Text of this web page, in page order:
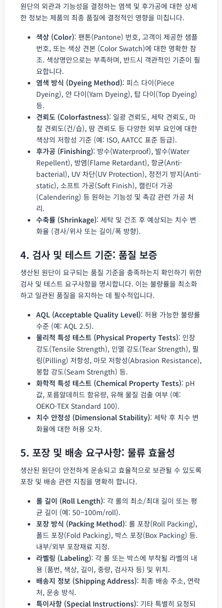
원단의 외관과 기능성을 결정하는 염색 및 후가공에 대한 상세
한 정보는 제품의 최종 품질에 결정적인 영향을 미칩니다.
색상 (Color): 팬톤(Pantone) 번호, 고객이 제공한 샘플
번호, 또는 색상 견본 (Color Swatch)에 대한 명확한 참
조. 색상명만으로는 부족하며, 반드시 객관적인 기준이 필
요합니다.
염색 방식 (Dyeing Method): 피스 다이(Piece
Dyeing), 얀 다이(Yarn Dyeing), 탑 다이(Top Dyeing)
등.
견뢰도 (Colorfastness): 일광 견뢰도, 세탁 견뢰도, 마
찰 견뢰도(건/습), 땀 견뢰도 등 다양한 외부 요인에 대한
색상의 저항성 기준 (예: ISO, AATCC 표준 등급).
후가공 (Finishing): 방수(Waterproof), 발수(Water
Repellent), 방염(Flame Retardant), 항균(Anti-
bacterial), UV 차단(UV Protection), 정전기 방지(Anti-
static), 소프트 가공(Soft Finish), 캘린더 가공
(Calendering) 등 원하는 기능성 및 촉감 관련 가공 처
리.
수축률 (Shrinkage): 세탁 및 건조 후 예상되는 치수 변
화율 (경사/위사 또는 길이/폭 방향).
4. 검사 및 테스트 기준: 품질 보증
생산된 원단이 요구되는 품질 기준을 충족하는지 확인하기 위한
검사 및 테스트 요구사항을 명시합니다. 이는 불량률을 최소화
하고 일관된 품질을 유지하는 데 필수적입니다.
AQL (Acceptable Quality Level): 허용 가능한 불량률
수준 (예: AQL 2.5).
물리적 특성 테스트 (Physical Property Tests): 인장
강도(Tensile Strength), 인열 강도(Tear Strength), 필
링(Pilling) 저항성, 마모 저항성(Abrasion Resistance),
봉합 강도(Seam Strength) 등.
화학적 특성 테스트 (Chemical Property Tests): pH
값, 포름알데히드 함유량, 유해 물질 검출 여부 (예:
OEKO-TEX Standard 100).
치수 안정성 (Dimensional Stability): 세탁 후 치수 변
화율에 대한 허용 오차.
5. 포장 및 배송 요구사항: 물류 효율성
생산된 원단이 안전하게 운송되고 효율적으로 보관될 수 있도록
포장 및 배송 관련 지침을 명확히 합니다.
롤 길이 (Roll Length): 각 롤의 최소/최대 길이 또는 평
균 길이 (예: 50~100m/roll).
포장 방식 (Packing Method): 롤 포장(Roll Packing),
폴드 포장(Fold Packing), 박스 포장(Box Packing) 등.
내부/외부 포장재료 지정.
라벨링 (Labeling): 각 롤 또는 박스에 부착될 라벨의 내
용 (품번, 색상, 길이, 중량, 검사자 등) 및 위치.
배송지 정보 (Shipping Address): 최종 배송 주소, 연락
처, 운송 방식.
특이사항 (Special Instructions): 기타 특별히 요청되